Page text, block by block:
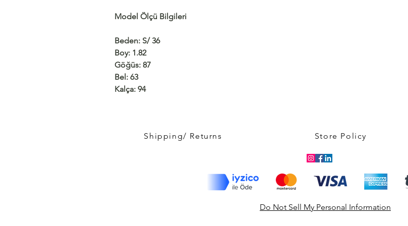
Model Ölçü Bilgileri
Beden: S/ 36
Boy: 1.82
Göğüs: 87
Bel: 63
Kalça: 94
Shipping/ Returns Store Policy
Do Not Sell My Personal Information